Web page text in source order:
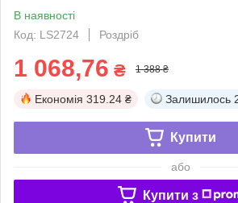
В наявності
Код: LS2724
Роздріб
1 068,76 ₴ 1 388 ₴
Економія 319.24 ₴ Залишилось
Купити
або
Купити з